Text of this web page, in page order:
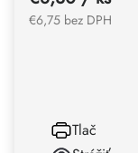
€6,75 bez DPH
Tlač